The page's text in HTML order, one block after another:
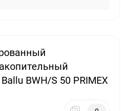
BWH/S 50 PRIMEX